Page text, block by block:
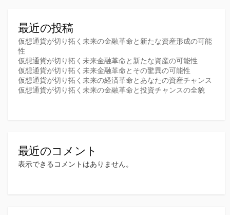
り
最近の投稿
仮想通貨が切り拓く未来の金融革命と新たな資産形成の可能
性
仮想通貨が切り拓く未来金融革命と新たな資産の可能性
仮想通貨が切り拓く未来金融革命とその驚異の可能性
仮想通貨が切り拓く未来の経済革命とあなたの資産チャンス
仮想通貨が切り拓く未来の金融革命と投資チャンスの全貌
最近のコメント
表示できるコメントはありません。